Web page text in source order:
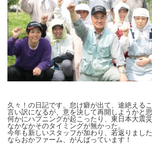
久々！の日記です。怠け癖が出て、途絶えるこ
言い訳になるが、意を決して再開しようかと思
何かにハプニングが起こったり、東日本大震
なかなかそのタイミングが無かった。
今年も新しいスタッフが加わり、若返りました
ならおかファーム、がんばっています！